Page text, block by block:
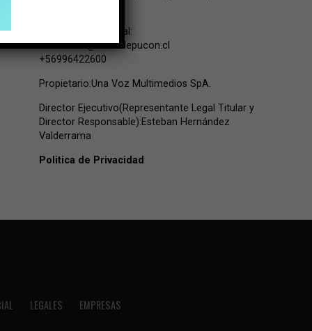
Contacto Comercial:
comercial@lavozdepucon.cl
+56996422600
Propietario:Una Voz Multimedios SpA.
Director Ejecutivo(Representante Legal Titular y
Director Responsable):Esteban Hernández
Valderrama
Politica de Privacidad
LEGALES EMPRESAS